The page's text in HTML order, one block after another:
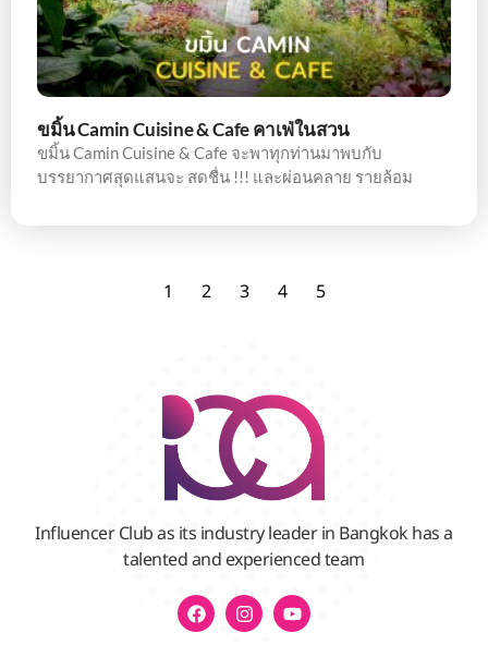
ขมิ้น Camin Cuisine & Cafe คาเฟ่ในสวน
ขมิ้น Camin Cuisine & Cafe จะพาทุกท่านมาพบกับ
บรรยากาศสุดแสนจะ สดชื่น !!! และผ่อนคลาย รายล้อม
1 2 3 4 5
Influencer Club as its industry leader in Bangkok has a
talented and experienced team